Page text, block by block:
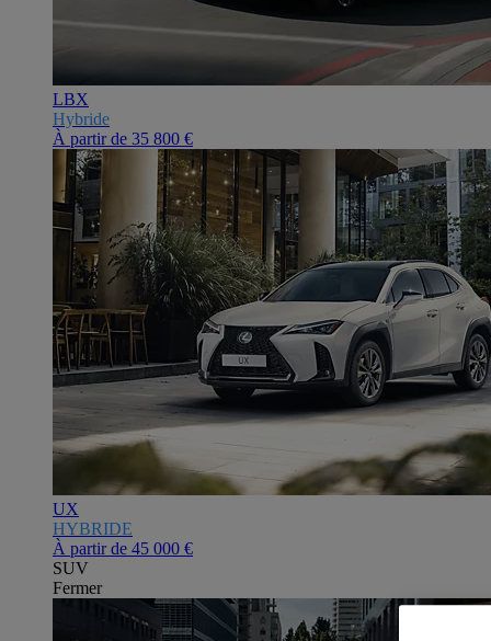
LBX
Hybride
À partir de 35 800 €
UX
HYBRIDE
À partir de 45 000 €
SUV
Fermer